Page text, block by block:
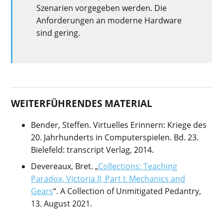
Szenarien vorgegeben werden. Die
Anforderungen an moderne Hardware
sind gering.
WEITERFÜHRENDES MATERIAL
Bender, Steffen. Virtuelles Erinnern: Kriege des
20. Jahrhunderts in Computerspielen. Bd. 23.
Bielefeld: transcript Verlag, 2014.
Devereaux, Bret. „Collections: Teaching
Paradox, Victoria II, Part I: Mechanics and
Gears“. A Collection of Unmitigated Pedantry,
13. August 2021.